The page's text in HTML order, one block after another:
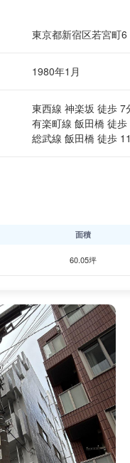
東京都新宿区若宮町6
1980年1月
東西線 神楽坂 徒歩 7
有楽町線 飯田橋 徒
総武線 飯田橋 徒歩
面積
60.05坪